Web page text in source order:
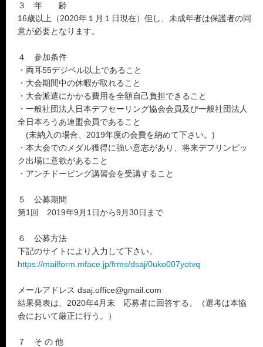
３ 年 齢
16歳以上（2020年１月１日現在）但し、未成年者は保護者の同
意が必要となります。
４ 参加条件
・両耳55デジベル以上であること
・大会期間中の休暇が取れること
・大会派遣にかかる費用を全額自己負担できること
・一般社団法人日本デフセーリング協会会員及び一般社団法人
全日本ろうあ連盟会員であること
(未納入の場合、2019年度の会費を納めて下さい。)
・本大会でのメダル獲得に強い意志があり、将来デフリンピッ
ク出場に意欲があること
・アンチドーピング講習会を受講すること
５ 公募期間
第1回 2019年9月1日から9月30日まで
６ 公募方法
下記のサイトにより入力して下さい。
https://mailform.mface.jp/frms/dsaj/0uko007yotvq
メールアドレス dsaj.office@gmail.com
結果発表は、2020年4月末 応募者に回答する。（選考は本協
会において厳正に行う。）
７ そ の 他